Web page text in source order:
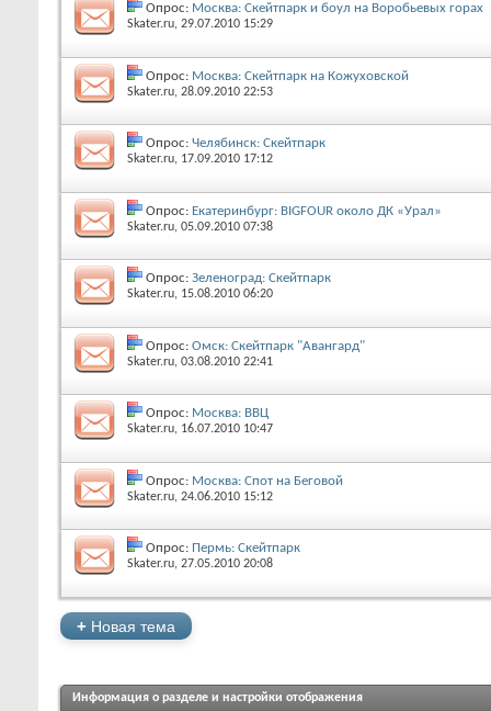
Опрос: Москва: Скейтпарк и боул на Воробьевых горах
Skater.ru‎, 29.07.2010 15:29
Опрос: Москва: Cкейтпарк на Кожуховской
Skater.ru‎, 28.09.2010 22:53
Опрос: Челябинск: Скейтпарк
Skater.ru‎, 17.09.2010 17:12
Опрос: Екатеринбург: BIGFOUR около ДК «Урал»
Skater.ru‎, 05.09.2010 07:38
Опрос: Зеленоград: Скейтпарк
Skater.ru‎, 15.08.2010 06:20
Опрос: Омск: Скейтпарк "Авангард"
Skater.ru‎, 03.08.2010 22:41
Опрос: Москва: ВВЦ
Skater.ru‎, 16.07.2010 10:47
Опрос: Москва: Спот на Беговой
Skater.ru‎, 24.06.2010 15:12
Опрос: Пермь: Скейтпарк
Skater.ru‎, 27.05.2010 20:08
+ Новая тема
Информация о разделе и настройки отображения